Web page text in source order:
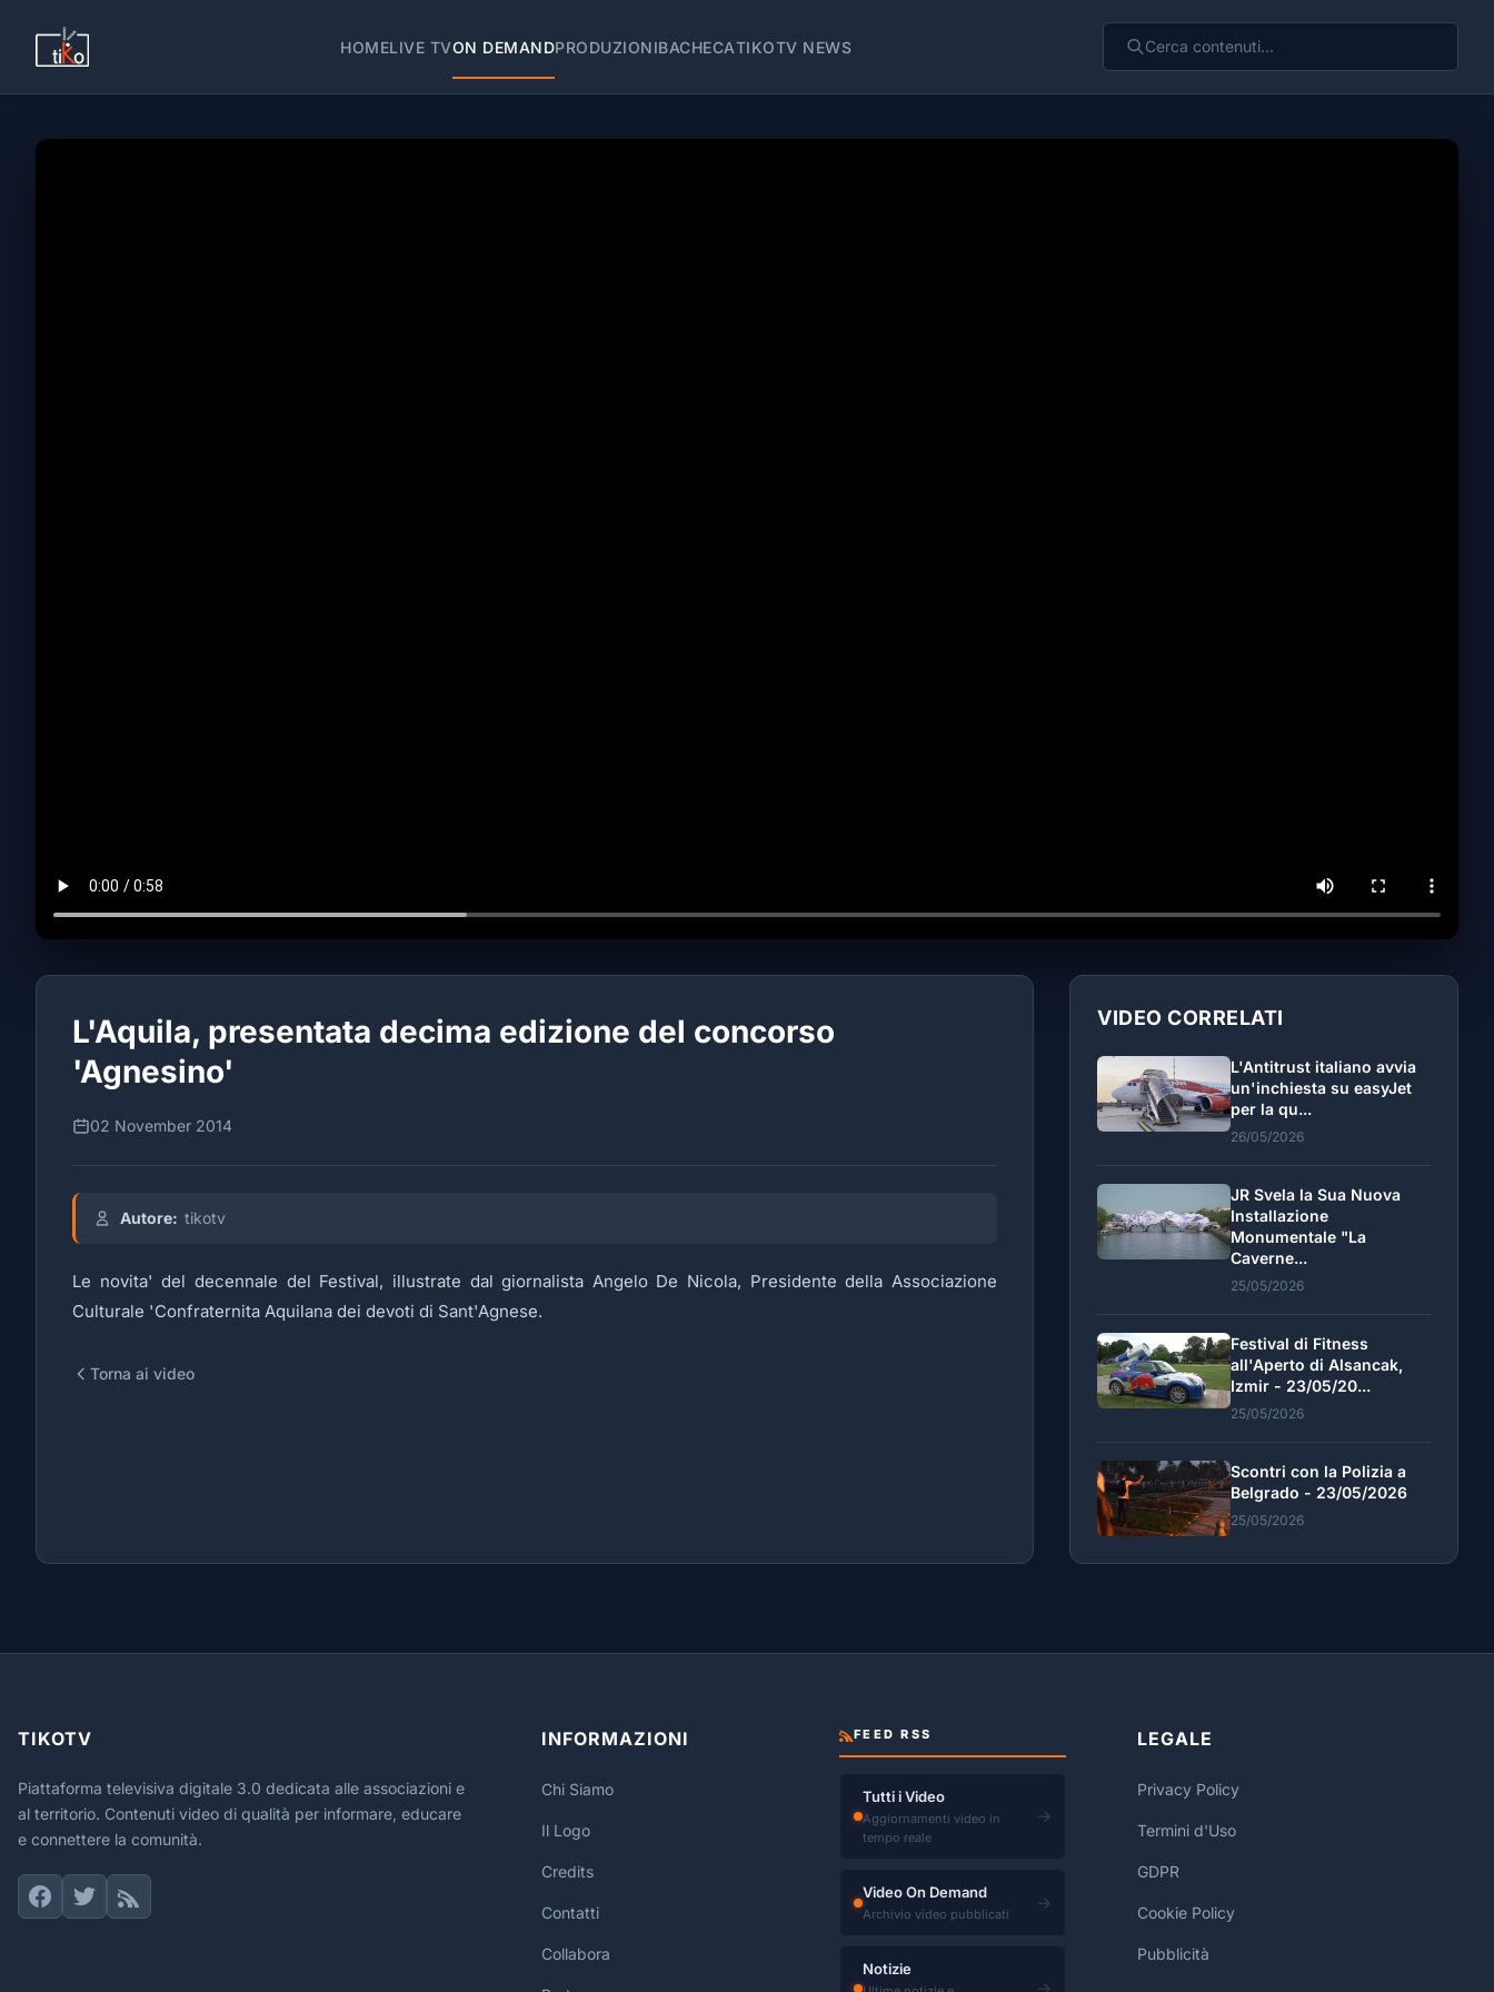
HOMELIVE TVON DEMANDPRODUZIONIBACHECATIKOTV NEWS
L'Aquila, presentata decima edizione del concorso
'Agnesino'
02 November 2014
Autore: tikotv
Le novita' del decennale del Festival, illustrate dal giornalista Angelo De Nicola, Presidente della Associazione
Culturale 'Confraternita Aquilana dei devoti di Sant'Agnese.
Torna ai video
VIDEO CORRELATI
L'Antitrust italiano avvia
un'inchiesta su easyJet
per la qu...
26/05/2026
JR Svela la Sua Nuova
Installazione
Monumentale "La
Caverne...
25/05/2026
Festival di Fitness
all'Aperto di Alsancak,
Izmir - 23/05/20...
25/05/2026
Scontri con la Polizia a
Belgrado - 23/05/2026
25/05/2026
TIKOTV
Piattaforma televisiva digitale 3.0 dedicata alle associazioni e
al territorio. Contenuti video di qualità per informare, educare
e connettere la comunità.
INFORMAZIONI
Chi Siamo
Il Logo
Credits
Contatti
Collabora
FEED RSS
Tutti i Video
Aggiornamenti video in
tempo reale
→
Video On Demand
Archivio video pubblicati
→
Notizie
LEGALE
Privacy Policy
Termini d'Uso
GDPR
Cookie Policy
Pubblicità